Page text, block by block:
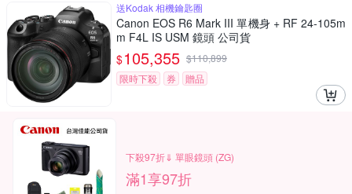
送Kodak 相機鑰匙圈
Canon EOS R6 Mark III 單機身 + RF 24-105m
m F4L IS USM 鏡頭 公司貨
$105,355 $110,899
限時下殺
券 贈品
下殺97折⇓ 單眼鏡頭 (ZG)
滿1享97折